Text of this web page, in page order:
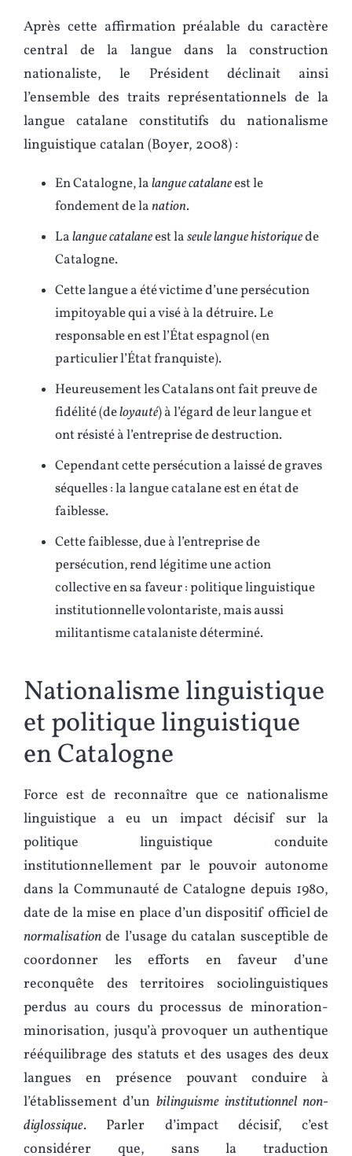
Après cette affirmation préalable du caractère
central de la langue dans la construction
nationaliste, le Président déclinait ainsi
l’ensemble des traits représentationnels de la
langue catalane constitutifs du nationalisme
linguistique catalan (Boyer, 2008) :
En Catalogne, lalangue catalaneest le
fondement de lanation.
Lalangue catalaneest laseule langue historiquede
Catalogne.
Cette langue a été victime d’une persécution
impitoyable qui a visé à la détruire. Le
responsable en est l’État espagnol (en
particulier l’État franquiste).
Heureusement les Catalans ont fait preuve de
fidélité (deloyauté) à l’égard de leur langue et
ont résisté à l’entreprise de destruction.
Cependant cette persécution a laissé de graves
séquelles : la langue catalane est en état de
faiblesse.
Cette faiblesse, due à l’entreprise de
persécution, rend légitime une action
collective en sa faveur : politique linguistique
institutionnelle volontariste, mais aussi
militantisme catalaniste déterminé.
Nationalisme linguistique
et politique linguistique
en Catalogne
Force est de reconnaître que ce nationalisme
linguistique a eu un impact décisif sur la
politique linguistique conduite
institutionnellement par le pouvoir autonome
dans la Communauté de Catalogne depuis 1980,
date de la mise en place d’un dispositif officiel de
normalisation de l’usage du catalan susceptible de
coordonner les efforts en faveur d’une
reconquête des territoires sociolinguistiques
perdus au cours du processus de minoration-
minorisation, jusqu’à provoquer un authentique
rééquilibrage des statuts et des usages des deux
langues en présence pouvant conduire à
l’établissement d’un bilinguisme institutionnel non-
diglossique. Parler d’impact décisif, c’est
considérer que, sans la traduction